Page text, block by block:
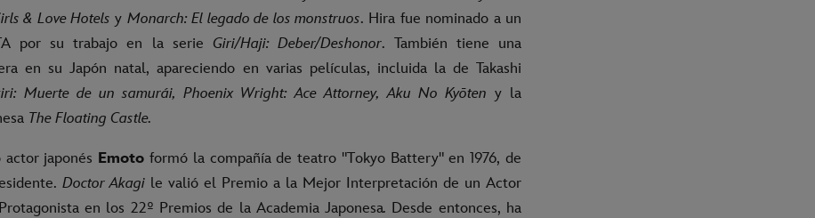
& Love Hotels y Monarch: El legado de los monstruos. Hira fue nominado a un
por su trabajo en la serie Giri/Haji: Deber/Deshonor. También tiene una
en su Japón natal, apareciendo en varias películas, incluida la de Takashi
Muerte de un samurái, Phoenix Wright: Ace Attorney, Aku No Kyōten y la
The Floating Castle.
japonés Emoto formó la compañía de teatro "Tokyo Battery" en 1976, de
Doctor Akagi le valió el Premio a la Mejor Interpretación de un Actor
en los 22º Premios de la Academia Japonesa. Desde entonces, ha